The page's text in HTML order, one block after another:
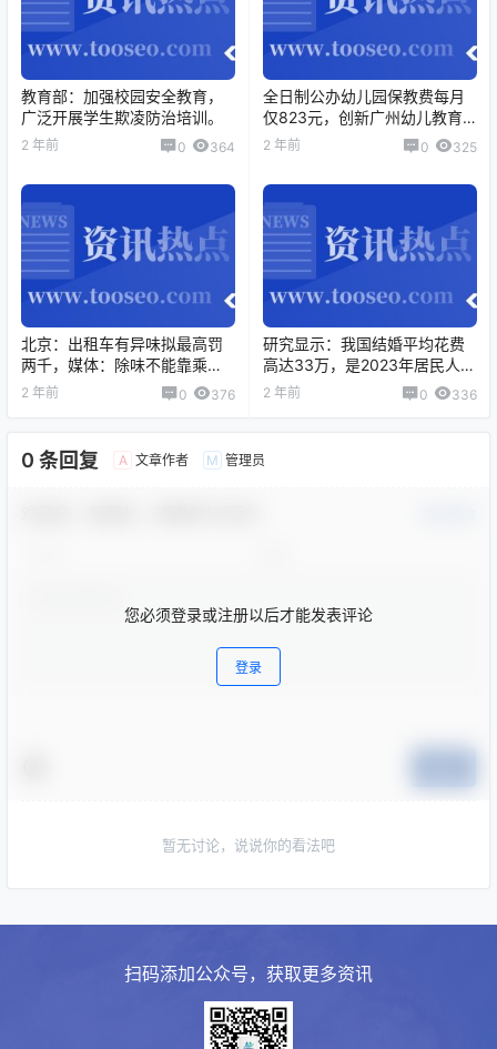
教育部：加强校园安全教育，
广泛开展学生欺凌防治培训。
2 年前 0 364
全日制公办幼儿园保教费每月
仅823元，创新广州幼儿教育
新局面
2 年前 0 325
北京：出租车有异味拟最高罚
两千，媒体：除味不能靠乘客
开窗。
2 年前 0 376
研究显示：我国结婚平均花费
高达33万，是2023年居民人均
可支配收入的8倍。
2 年前 0 336
0 条回复 A 文章作者 M 管理员
您必须登录或注册以后才能发表评论
登录
暂无讨论，说说你的看法吧
扫码添加公众号，获取更多资讯